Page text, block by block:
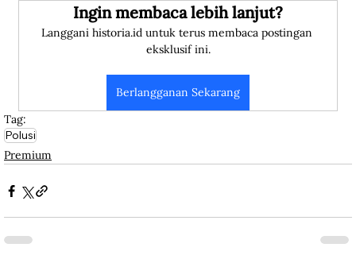
Ingin membaca lebih lanjut?
Langgani historia.id untuk terus membaca postingan
eksklusif ini.
Berlangganan Sekarang
Tag:
Polusi
Premium